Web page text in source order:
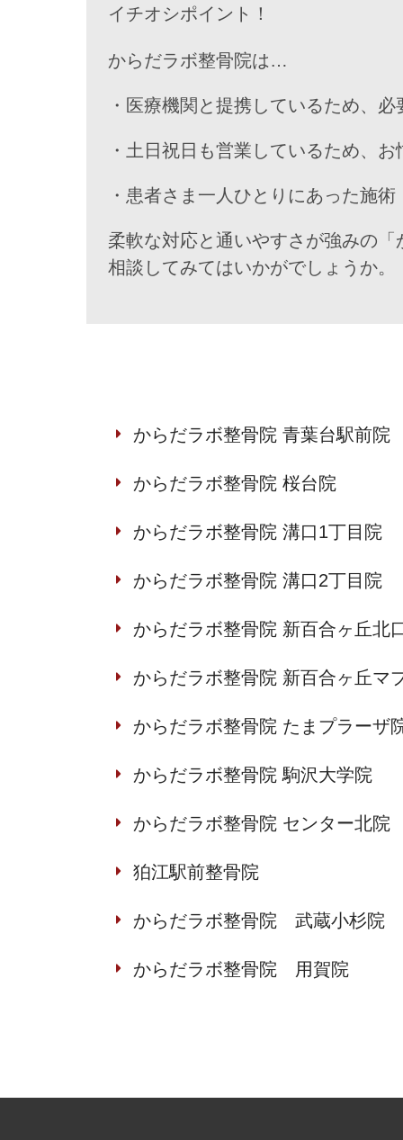
イチオシポイント！
からだラボ整骨院は…
・医療機関と提携しているため、
・土日祝日も営業しているため、
・患者さま一人ひとりにあった施
柔軟な対応と通いやすさが強みの
相談してみてはいかがでしょうか。
からだラボ整骨院 青葉台駅前院
からだラボ整骨院 桜台院
からだラボ整骨院 溝口1丁目院
からだラボ整骨院 溝口2丁目院
からだラボ整骨院 新百合ヶ丘北
からだラボ整骨院 新百合ヶ丘マ
からだラボ整骨院 たまプラーザ
からだラボ整骨院 駒沢大学院
からだラボ整骨院 センター北院
狛江駅前整骨院
からだラボ整骨院 武蔵小杉院
からだラボ整骨院 用賀院